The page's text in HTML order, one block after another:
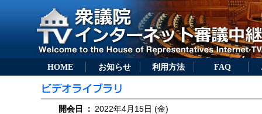
HOME お知らせ 利用方法 FAQ
開会日 ： 2022年4月15日 (金)